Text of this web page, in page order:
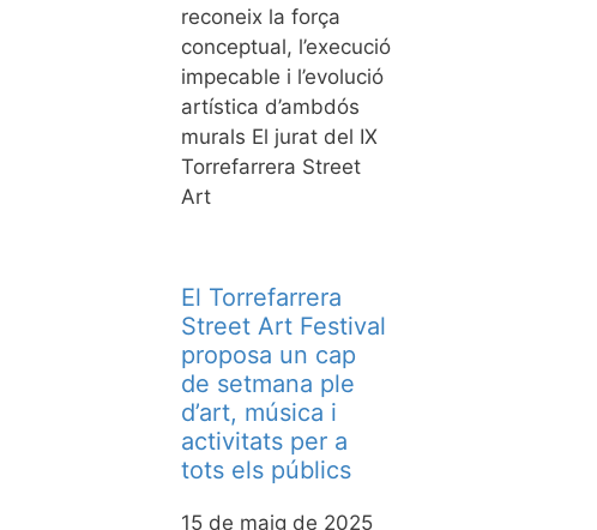
reconeix la força
conceptual, l’execució
impecable i l’evolució
artística d’ambdós
murals El jurat del IX
Torrefarrera Street
Art
El Torrefarrera
Street Art Festival
proposa un cap
de setmana ple
d’art, música i
activitats per a
tots els públics
15 de maig de 2025